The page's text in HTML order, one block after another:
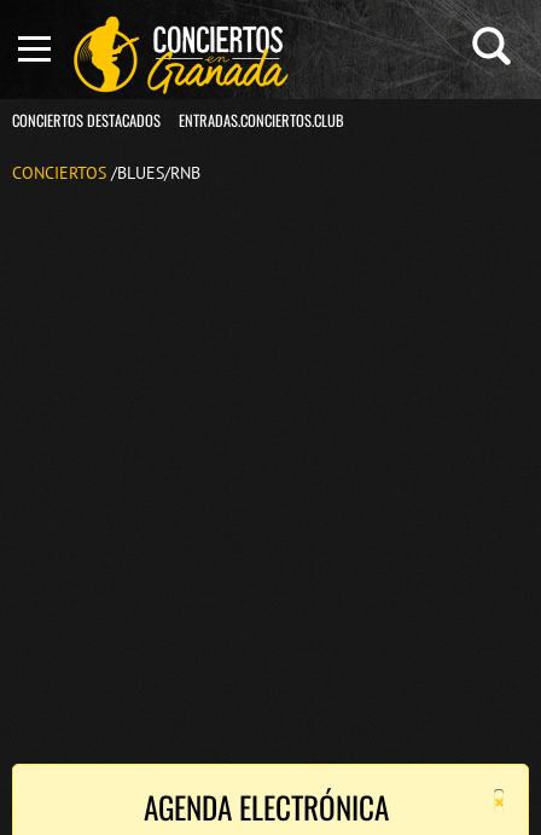
CONCIERTOS DESTACADOS ENTRADAS.CONCIERTOS.CLUB
CONCIERTOS /BLUES/RNB
×
AGENDA ELECTRÓNICA